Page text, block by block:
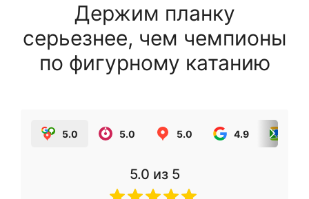
Держим планку
серьезнее, чем чемпионы
по фигурному катанию
5.0 5.0 5.0 4.9
5.0 из 5